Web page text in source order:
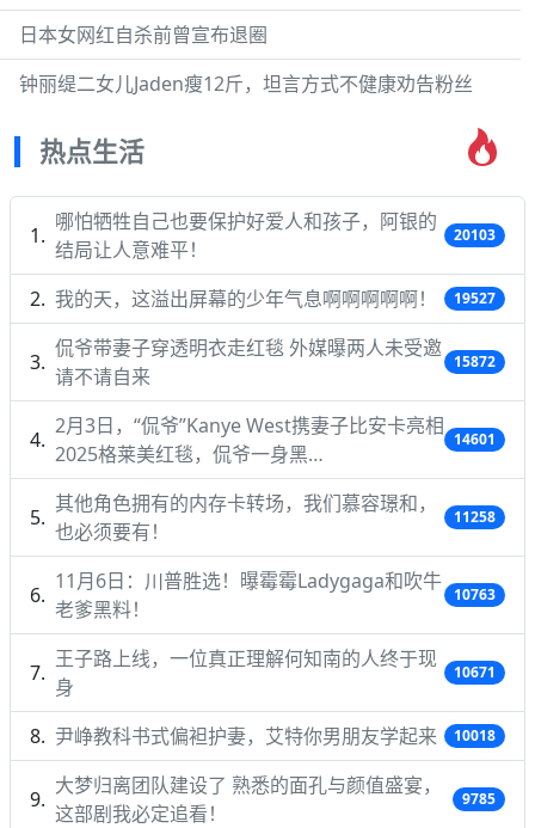
日本女网红自杀前曾宣布退圈
钟丽缇二女儿Jaden瘦12斤，坦言方式不健康劝告粉丝
热点生活
哪怕牺牲自己也要保护好爱人和孩子，阿银的
结局让人意难平！
20103
我的天，这溢出屏幕的少年气息啊啊啊啊啊！ 19527
侃爷带妻子穿透明衣走红毯 外媒曝两人未受邀
请不请自来
15872
2月3日，“侃爷”Kanye West携妻子比安卡亮相
2025格莱美红毯，侃爷一身黑…
14601
其他角色拥有的内存卡转场，我们慕容璟和，
也必须要有！
11258
11月6日：川普胜选！曝霉霉Ladygaga和吹牛
老爹黑料！
10763
王子路上线，一位真正理解何知南的人终于现
身
10671
尹峥教科书式偏袒护妻，艾特你男朋友学起来 10018
大梦归离团队建设了 熟悉的面孔与颜值盛宴，
这部剧我必定追看！
9785